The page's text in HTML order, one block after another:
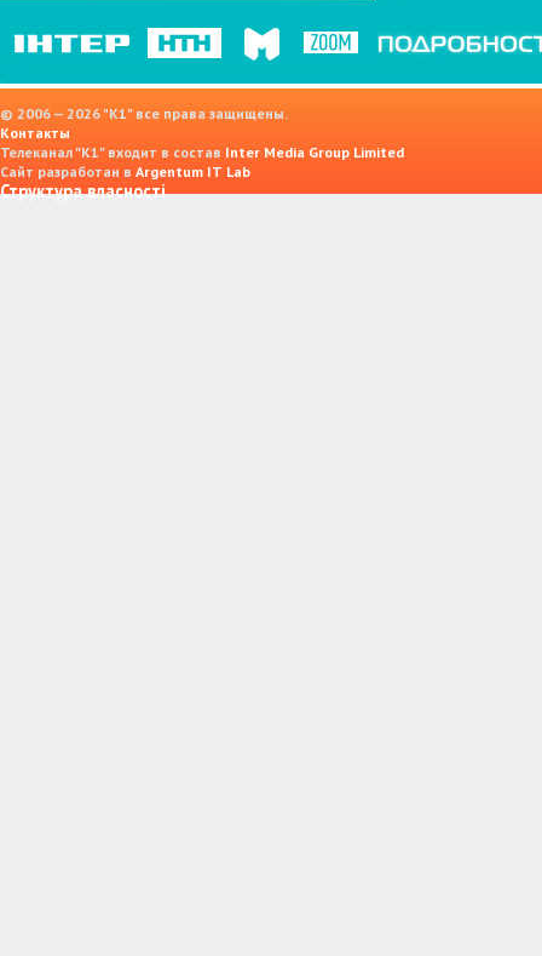
© 2006 — 2026 "K1" все права защищены.
Контакты
Телеканал "К1" входит в состав Inter Media Group Limited
Сайт разработан в Argentum IT Lab
Структура власності